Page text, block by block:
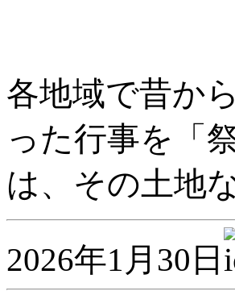
各地域で昔か
った行事を「
は、その土地
2026年1月30日